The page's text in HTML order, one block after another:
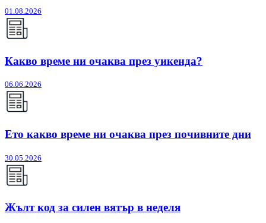
01.08.2026
Какво време ни очаква през уикенда?
06.06.2026
Ето какво време ни очаква през почивните дни
30.05.2026
Жълт код за силен вятър в неделя